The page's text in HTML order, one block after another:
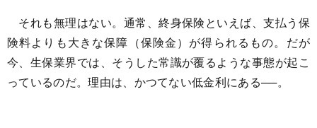
それも無理はない。通常、終身保険といえば、支払う保
険料よりも大きな保障（保険金）が得られるもの。だが
今、生保業界では、そうした常識が覆るような事態が起こ
っているのだ。理由は、かつてない低金利にある──。